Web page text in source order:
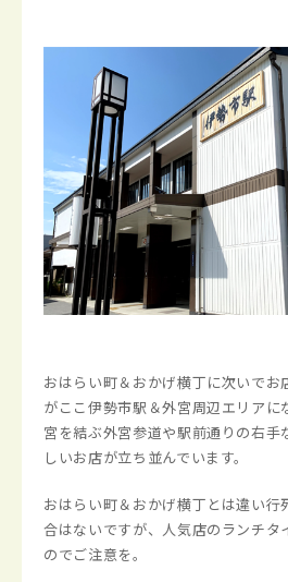
おはらい町＆おかげ横丁に次いでお
がここ伊勢市駅＆外宮周辺エリアに
宮を結ぶ外宮参道や駅前通りの右手
しいお店が立ち並んでいます。
おはらい町＆おかげ横丁とは違い行
合はないですが、人気店のランチタ
のでご注意を。